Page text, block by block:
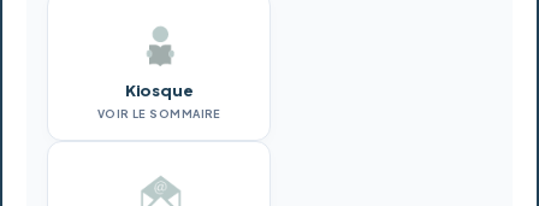
Kiosque
VOIR LE SOMMAIRE